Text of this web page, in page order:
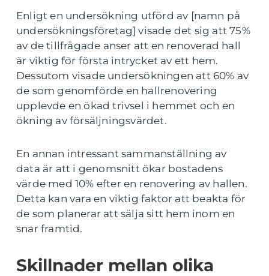
Enligt en undersökning utförd av [namn på
undersökningsföretag] visade det sig att 75%
av de tillfrågade anser att en renoverad hall
är viktig för första intrycket av ett hem.
Dessutom visade undersökningen att 60% av
de som genomförde en hallrenovering
upplevde en ökad trivsel i hemmet och en
ökning av försäljningsvärdet.
En annan intressant sammanställning av
data är att i genomsnitt ökar bostadens
värde med 10% efter en renovering av hallen.
Detta kan vara en viktig faktor att beakta för
de som planerar att sälja sitt hem inom en
snar framtid.
Skillnader mellan olika